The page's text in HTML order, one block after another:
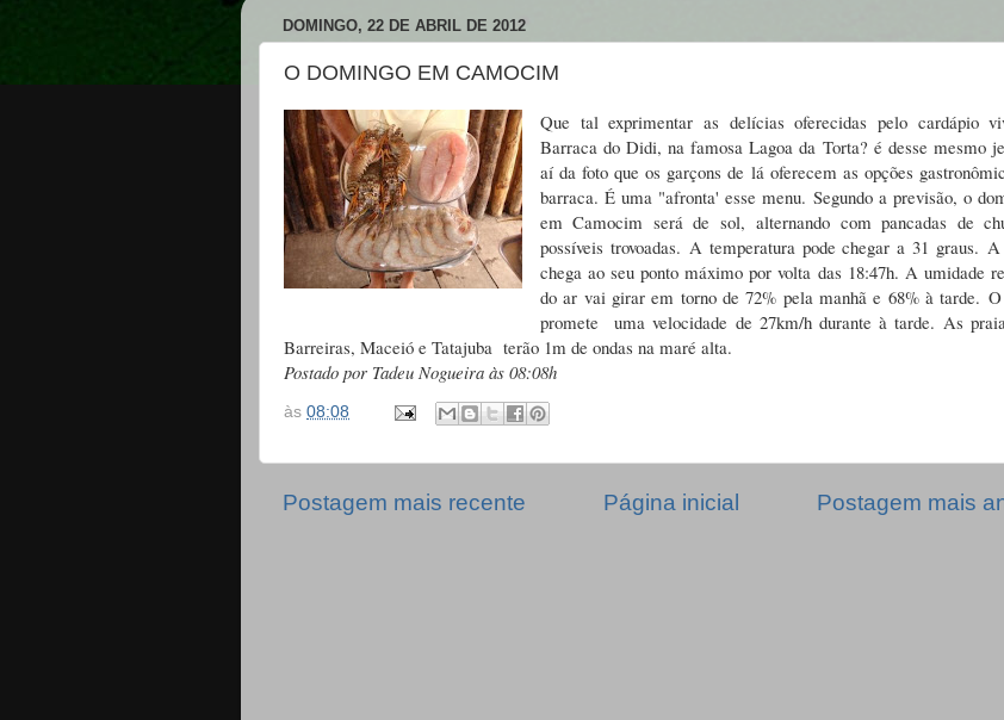
DOMINGO, 22 DE ABRIL DE 2012
O DOMINGO EM CAMOCIM
Que tal exprimentar as delícias oferecidas pelo cardápio
Barraca do Didi, na famosa Lagoa da Torta? é desse mesmo
aí da foto que os garçons de lá oferecem as opções
barraca. É uma "afronta' esse menu. Segundo a previsão, o
em Camocim será de sol, alternando com pancadas de
possíveis trovoadas. A temperatura pode chegar a 31 graus.
chega ao seu ponto máximo por volta das 18:47h. A umidade
do ar vai girar em torno de 72% pela manhã e 68% à tarde. O
promete uma velocidade de 27km/h durante à tarde. As
Barreiras, Maceió e Tatajuba terão 1m de ondas na maré alta.
Postado por Tadeu Nogueira às 08:08h
às 08:08
Postagem mais recente Postagem mais
Página inicial